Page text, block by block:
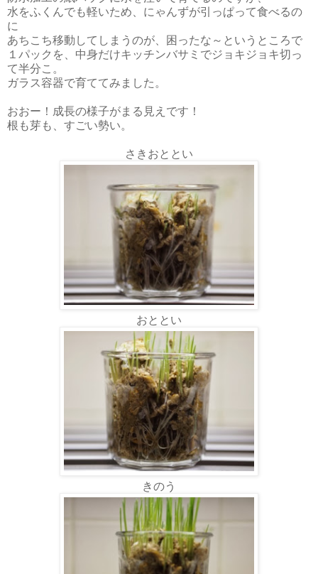
水をふくんでも軽いため、にゃんずが引っぱって食べるの
に
あちこち移動してしまうのが、困ったな～というところで
１パックを、中身だけキッチンバサミでジョキジョキ切っ
て半分こ。
ガラス容器で育ててみました。
おおー！成長の様子がまる見えです！
根も芽も、すごい勢い。
さきおととい
おととい
きのう